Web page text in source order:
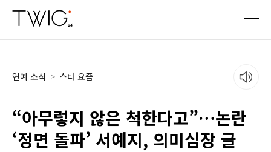
연예 소식 > 스타 요즘
“아무렇지 않은 척한다고”…논란
‘정면 돌파’ 서예지, 의미심장 글